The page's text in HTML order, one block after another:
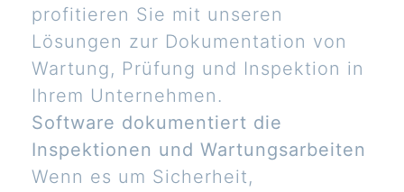
profitieren Sie mit unseren
Lösungen zur Dokumentation von
Wartung, Prüfung und Inspektion in
Ihrem Unternehmen.
Software dokumentiert die
Inspektionen und Wartungsarbeiten
Wenn es um Sicherheit,